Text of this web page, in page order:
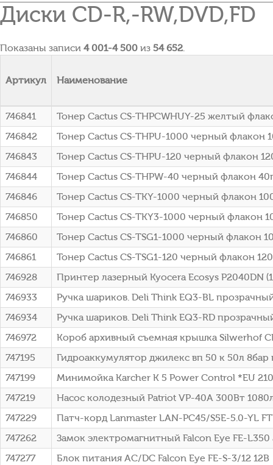
Диски CD-R,-RW,DVD,FD
Показаны записи 4 001-4 500 из 54 652.
Артикул Наименование
746841
Тонер Cactus CS-THPCWHUY-25 желтый
746842
Тонер Cactus CS-THPU-1000 черный флакон
746843
Тонер Cactus CS-THPU-120 черный флакон
746844
Тонер Cactus CS-THPW-40 черный флакон
746846
Тонер Cactus CS-TKY-1000 черный флакон
746850
Тонер Cactus CS-TKY3-1000 черный флакон
746860
Тонер Cactus CS-TSG1-1000 черный флакон
746861
Тонер Cactus CS-TSG1-120 черный флакон
746928
Принтер лазерный Kyocera Ecosys P2040DN
746933
Ручка шариков. Deli Think EQ3-BL
746934
Ручка шариков. Deli Think EQ3-RD
746972
Короб архивный съемная крышка Silwerhof
747195
Гидроаккумулятор джилекс вп 50 к 50л 8бар
747199
Минимойка Karcher K 5 Power Control *EU
747219
Насос колодезный Patriot VP-40A 300Вт
747229
Патч-корд Lanmaster LAN-PC45/S5E-5.0-YL
747262
Замок электромагнитный Falcon Eye FE-
747277
Блок питания AC/DC Falcon Eye FE-S-3/12 12В